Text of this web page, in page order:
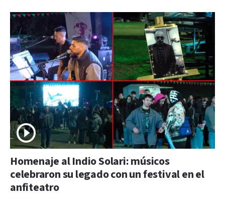
Homenaje al Indio Solari: músicos
celebraron su legado con un festival en el
anfiteatro